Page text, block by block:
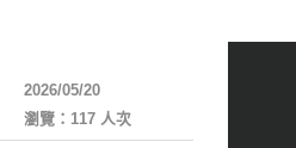
2026/05/20
瀏覽：117 人次